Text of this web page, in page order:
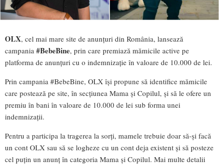
OLX, cel mai mare site de anunțuri din România, lansează
campania #BebeBine, prin care premiază mămicile active pe
platforma de anunțuri cu o indemnizație în valoare de 10.000 de lei.
Prin campania #BebeBine, OLX își propune să identifice mămicile
care postează pe site, în secțiunea Mama și Copilul, și să le ofere un
premiu în bani în valoare de 10.000 de lei sub forma unei
indemnizații.
Pentru a participa la tragerea la sorți, mamele trebuie doar să-și facă
un cont OLX sau să se logheze cu un cont deja existent și să posteze
cel puțin un anunț în categoria Mama și Copilul. Mai multe detalii